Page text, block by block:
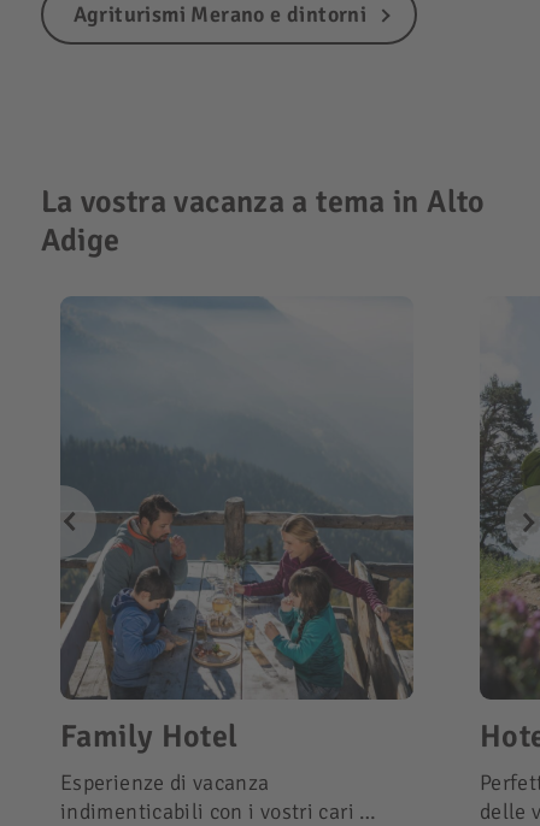
Agriturismi Merano e dintorni
La vostra vacanza a tema in Alto
Adige
Family Hotel
Esperienze di vacanza
indimenticabili con i vostri cari …
delle